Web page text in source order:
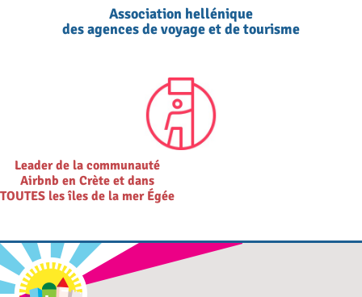
Association hellénique
des agences de voyage et de tourisme
Leader de la communauté
Airbnb en Crète et dans
TOUTES les îles de la mer Égée